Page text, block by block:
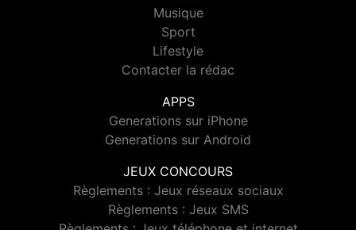
Musique
Sport
Lifestyle
Contacter la rédac
APPS
Generations sur iPhone
Generations sur Android
JEUX CONCOURS
Règlements : Jeux réseaux sociaux
Règlements : Jeux SMS